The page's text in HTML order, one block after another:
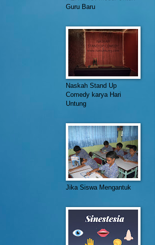
Guru Baru
Naskah Stand Up
Comedy karya Hari
Untung
Jika Siswa Mengantuk